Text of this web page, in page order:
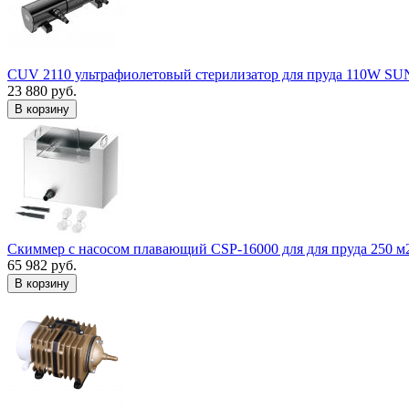
CUV 2110 ультрафиолетовый стерилизатор для пруда 110W
23 880 руб.
В корзину
Скиммер с насосом плавающий CSP-16000 для для пруда 250
65 982 руб.
В корзину